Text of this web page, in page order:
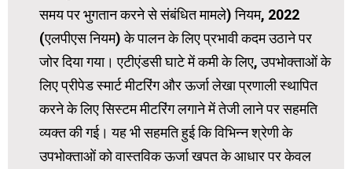
समय पर भुगतान करने से संबंधित मामले) नियम, 2022
(एलपीएस नियम) के पालन के लिए प्रभावी कदम उठाने पर
जोर दिया गया। एटीएंडसी घाटे में कमी के लिए, उपभोक्ताओं के
लिए प्रीपेड स्मार्ट मीटरिंग और ऊर्जा लेखा प्रणाली स्थापित
करने के लिए सिस्टम मीटरिंग लगाने में तेजी लाने पर सहमति
व्यक्त की गई। यह भी सहमति हुई कि विभिन्न श्रेणी के
उपभोक्ताओं को वास्तविक ऊर्जा खपत के आधार पर केवल